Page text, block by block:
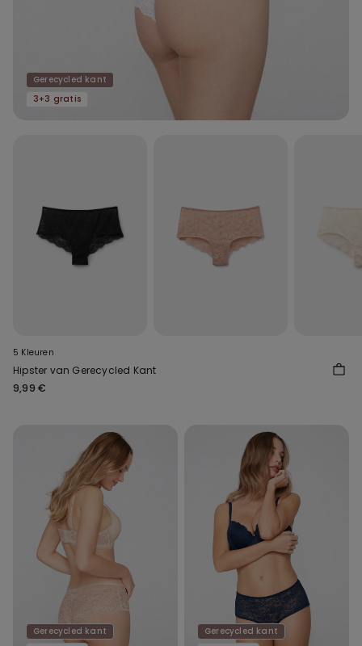
Gerecycled kant
3+3 gratis
5 Kleuren
Hipster van Gerecycled Kant
9,99 €
Gerecycled kant
Gerecycled kant